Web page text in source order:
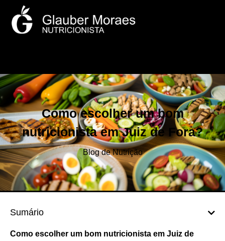
Como escolher um bom
nutricionista em Juiz de Fora?
Blog de Nutrição
Sumário
Como escolher um bom nutricionista em Juiz de